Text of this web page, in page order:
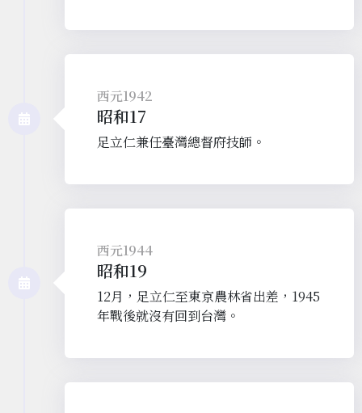
西元1942
昭和17
足立仁兼任臺灣總督府技師。
西元1944
昭和19
12月，足立仁至東京農林省出差，1945
年戰後就沒有回到台灣。